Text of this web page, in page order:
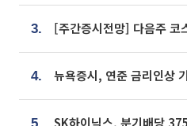
3.
4.
5.